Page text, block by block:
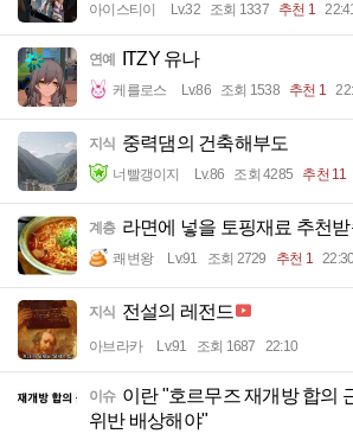
아이스티이 Lv.32 조회 1337 추천 1
연예 ITZY 유나
케를로스 Lv.86 조회 1538 추천 1
지식 중력댐의 건축해부도
너빨갱이지 Lv.86 조회 4285 추천 11
계층 라면에 넣을 토핑재료 추천
쾌변왕 Lv.91 조회 2729 추천 1
지식 전설의 레전드
아브라카 Lv.91 조회 1687 22:10
이슈 이란 "호르무즈 재개방 합의
위반 배상해야"